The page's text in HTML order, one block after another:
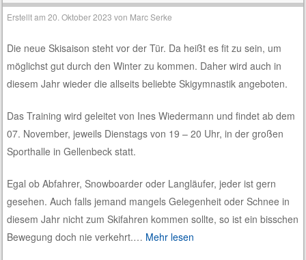
Erstellt am20. Oktober 2023 von Marc Serke
Die neue Skisaison steht vor der Tür. Da heißt es fit zu sein, um
möglichst gut durch den Winter zu kommen. Daher wird auch in
diesem Jahr wieder die allseits beliebte Skigymnastik angeboten.
Das Training wird geleitet von Ines Wiedermann und findet ab dem
07. November, jeweils Dienstags von 19 – 20 Uhr, in der großen
Sporthalle in Gellenbeck statt.
Egal ob Abfahrer, Snowboarder oder Langläufer, jeder ist gern
gesehen. Auch falls jemand mangels Gelegenheit oder Schnee in
diesem Jahr nicht zum Skifahren kommen sollte, so ist ein bisschen
Bewegung doch nie verkehrt.… Mehr lesen